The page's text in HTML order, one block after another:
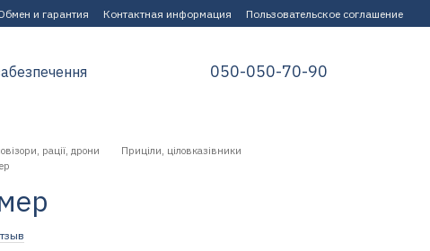
и гарантия Контактная информация Пользовательское соглашение
050-050-70-90
рації, дрони
Приціли, ціловказівники